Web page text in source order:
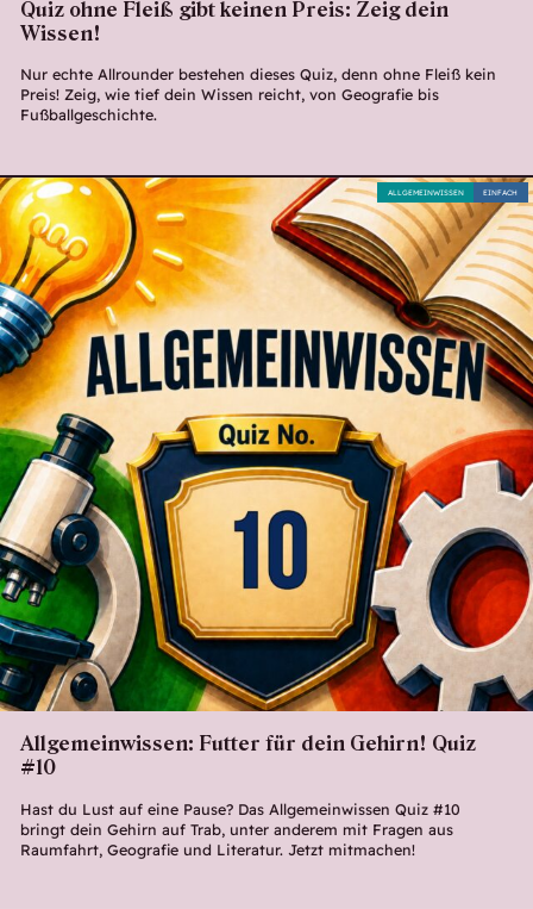
Quiz ohne Fleiß gibt keinen Preis: Zeig dein
Wissen!
Nur echte Allrounder bestehen dieses Quiz, denn ohne Fleiß kein
Preis! Zeig, wie tief dein Wissen reicht, von Geografie bis
Fußballgeschichte.
Allgemeinwissen: Futter für dein Gehirn! Quiz
#10
Hast du Lust auf eine Pause? Das Allgemeinwissen Quiz #10
bringt dein Gehirn auf Trab, unter anderem mit Fragen aus
Raumfahrt, Geografie und Literatur. Jetzt mitmachen!
EINFACH
ALLGEMEINWISSEN